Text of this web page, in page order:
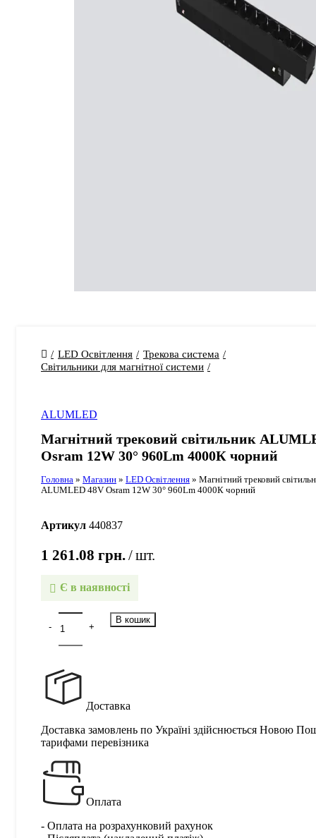
LED Освітлення
Трекова система
Світильники для магнітної системи
ALUMLED
Магнітний трековий світильник
Osram 12W 30° 960Lm 4000К чорний
Головна » Магазин » LED Освітлення » Магнітний трековий
ALUMLED 48V Osram 12W 30° 960Lm 4000К чорний
Артикул 440837
1 261.08 грн. шт.
Є в наявності
В кошик
Доставка
Доставка замовлень по Україні здійснюється Новою
тарифами перевізника
Оплата
- Оплата на розрахунковий рахунок